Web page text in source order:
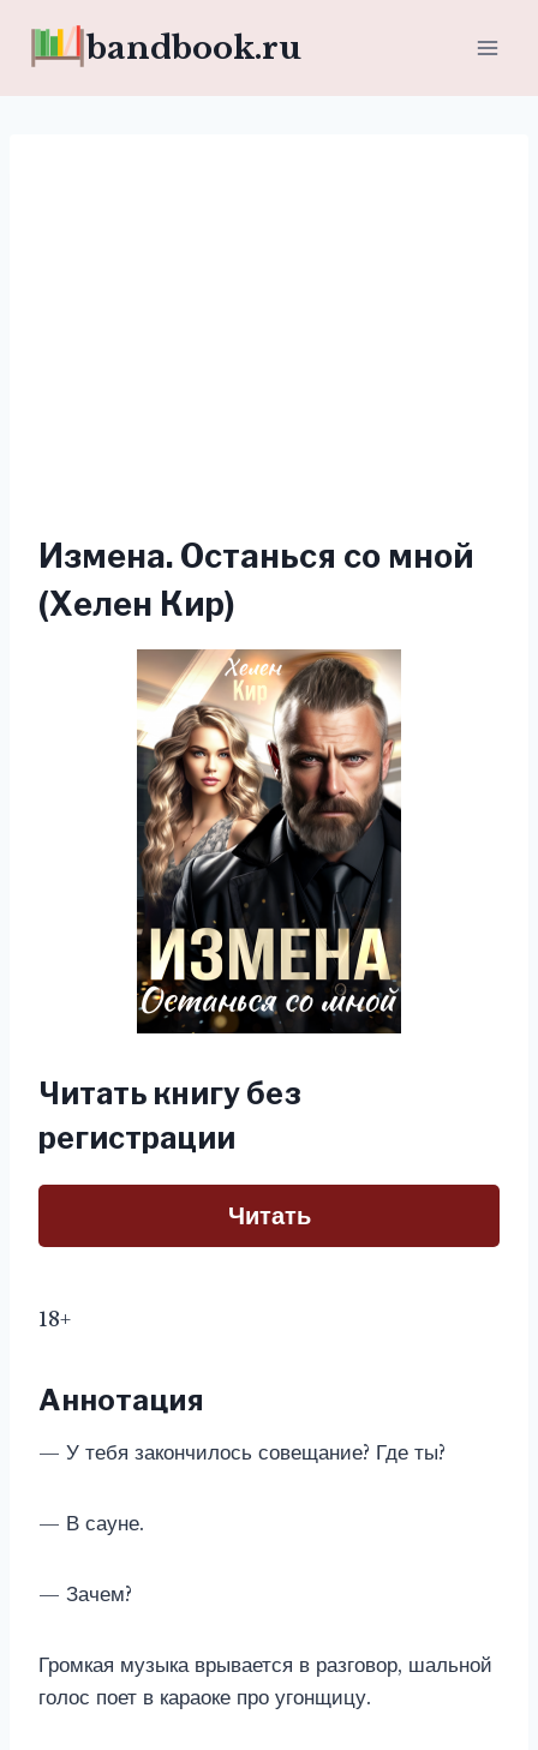
bandbook.ru
Измена. Останься со мной
(Хелен Кир)
Читать книгу без
регистрации
Читать
18+
Аннотация
— У тебя закончилось совещание? Где ты?
— В сауне.
— Зачем?
Громкая музыка врывается в разговор, шальной
голос поет в караоке про угонщицу.